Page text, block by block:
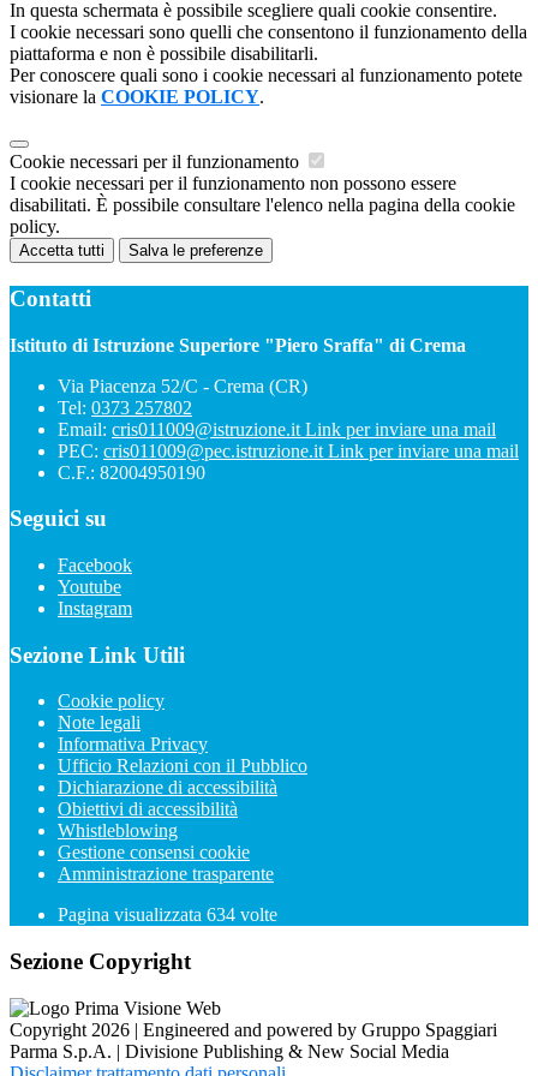
In questa schermata è possibile scegliere quali cookie consentire.
I cookie necessari sono quelli che consentono il funzionamento della
piattaforma e non è possibile disabilitarli.
Per conoscere quali sono i cookie necessari al funzionamento potete
visionare la COOKIE POLICY.
Cookie necessari per il funzionamento
I cookie necessari per il funzionamento non possono essere
disabilitati. È possibile consultare l'elenco nella pagina della cookie
policy.
Accetta tutti Salva le preferenze
Contatti
Istituto di Istruzione Superiore "Piero Sraffa" di Crema
Via Piacenza 52/C - Crema (CR)
Tel: 0373 257802
Email: cris011009@istruzione.it Link per inviare una mail
PEC: cris011009@pec.istruzione.it Link per inviare una mail
C.F.: 82004950190
Seguici su
Facebook
Youtube
Instagram
Sezione Link Utili
Cookie policy
Note legali
Informativa Privacy
Ufficio Relazioni con il Pubblico
Dichiarazione di accessibilità
Obiettivi di accessibilità
Whistleblowing
Gestione consensi cookie
Amministrazione trasparente
Pagina visualizzata 634 volte
Sezione Copyright
Copyright 2026 | Engineered and powered by Gruppo Spaggiari
Parma S.p.A. | Divisione Publishing & New Social Media